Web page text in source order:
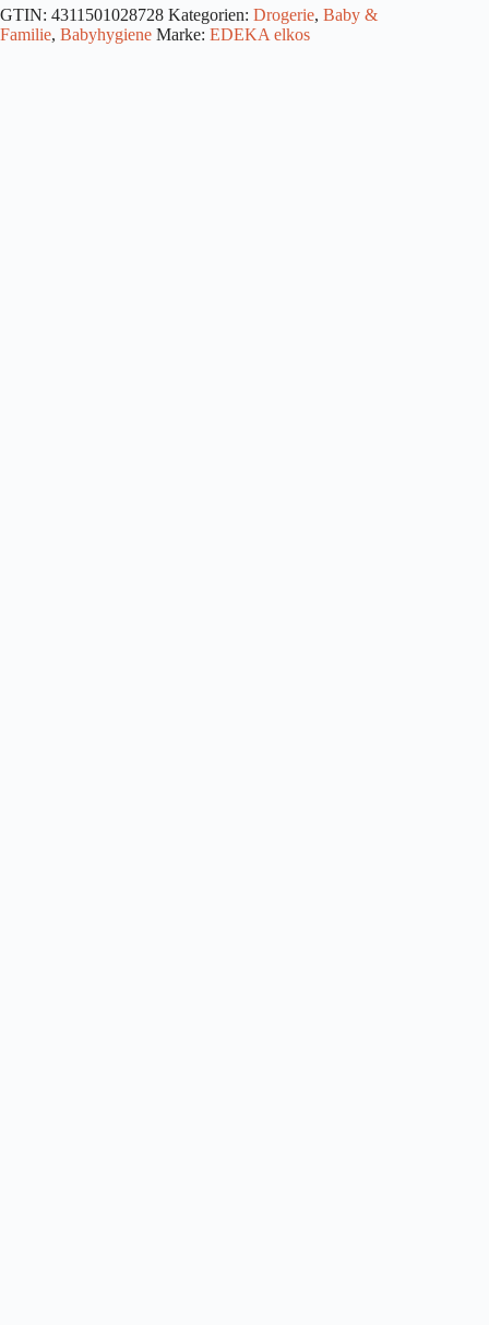
15+
kg
GTIN: 4311501028728 Kategorien: Drogerie, Baby &
Familie, Babyhygiene Marke: EDEKA elkos